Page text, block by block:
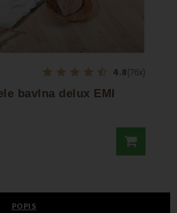
4.8(76x)
bavlna delux EMI
POPIS